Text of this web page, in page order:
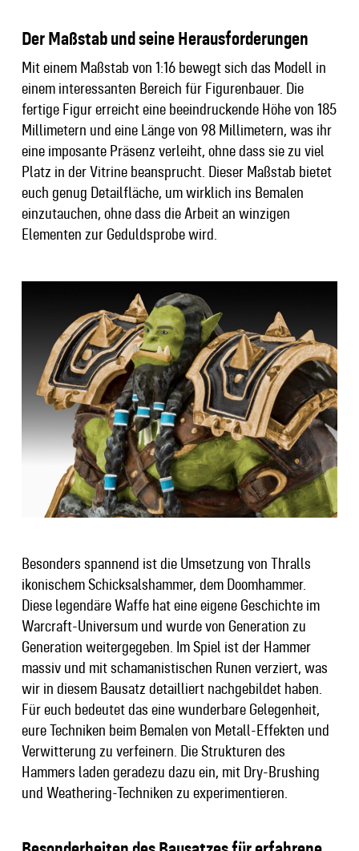
Der Maßstab und seine Herausforderungen
Mit einem Maßstab von 1:16 bewegt sich das Modell in
einem interessanten Bereich für Figurenbauer. Die
fertige Figur erreicht eine beeindruckende Höhe von 185
Millimetern und eine Länge von 98 Millimetern, was ihr
eine imposante Präsenz verleiht, ohne dass sie zu viel
Platz in der Vitrine beansprucht. Dieser Maßstab bietet
euch genug Detailfläche, um wirklich ins Bemalen
einzutauchen, ohne dass die Arbeit an winzigen
Elementen zur Geduldsprobe wird.
Besonders spannend ist die Umsetzung von Thralls
ikonischem Schicksalshammer, dem Doomhammer.
Diese legendäre Waffe hat eine eigene Geschichte im
Warcraft-Universum und wurde von Generation zu
Generation weitergegeben. Im Spiel ist der Hammer
massiv und mit schamanistischen Runen verziert, was
wir in diesem Bausatz detailliert nachgebildet haben.
Für euch bedeutet das eine wunderbare Gelegenheit,
eure Techniken beim Bemalen von Metall-Effekten und
Verwitterung zu verfeinern. Die Strukturen des
Hammers laden geradezu dazu ein, mit Dry-Brushing
und Weathering-Techniken zu experimentieren.